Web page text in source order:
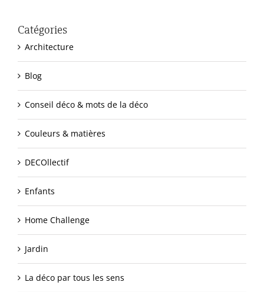
Catégories
Architecture
Blog
Conseil déco & mots de la déco
Couleurs & matières
DECOllectif
Enfants
Home Challenge
Jardin
La déco par tous les sens